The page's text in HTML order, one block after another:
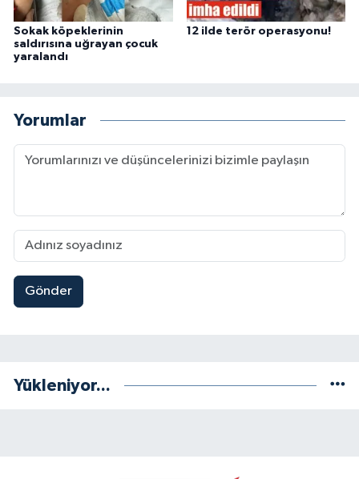
Sokak köpeklerinin
saldırısına uğrayan çocuk
yaralandı
12 ilde terör operasyonu!
Yorumlar
Gönder
Yükleniyor...